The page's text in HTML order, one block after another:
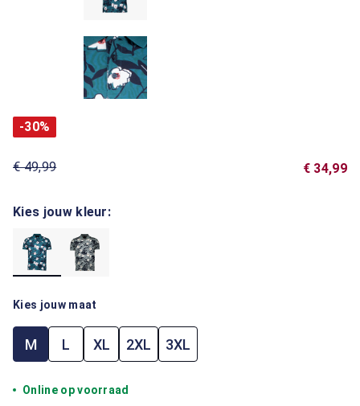
-30%
€ 49,99 € 34,99
Kies jouw kleur:
Kies jouw maat
M L XL 2XL 3XL
Online op voorraad